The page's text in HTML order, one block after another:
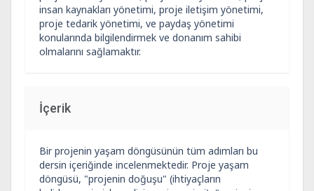
insan kaynakları yönetimi, proje iletişim yönetimi,
proje tedarik yönetimi, ve paydaş yönetimi
konularında bilgilendirmek ve donanım sahibi
olmalarını sağlamaktır.
İçerik
Bir projenin yaşam döngüsünün tüm adımları bu
dersin içeriğinde incelenmektedir. Proje yaşam
döngüsü, "projenin doğuşu" (ihtiyaçların